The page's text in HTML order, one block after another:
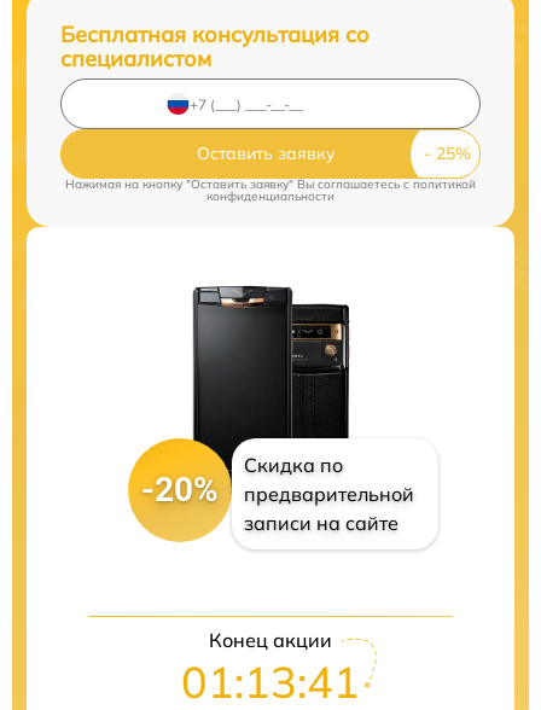
Бесплатная консультация со
специалистом
Оставить заявку
Нажимая на кнопку "Оставить заявку" Вы соглашаетесь cполитикой
конфиденциальности
-20%
Скидка по
предварительной
записи на сайте
Конец акции
01:13:40